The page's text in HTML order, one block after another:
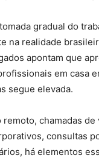
gradual do
na realidade
apontam que
em casa
segue elevada.
remoto, chamadas
consultas
há elementos